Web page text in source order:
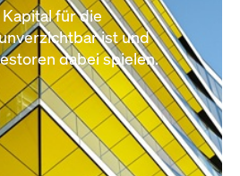
für die
ist und
dabei spielen.